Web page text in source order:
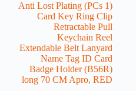
(1 PCs) Anti Lost Plating
Card Key Ring Clip
Retractable Pull
Keychain Reel
Extendable Belt Lanyard
Name Tag ID Card
Badge Holder (B56R)
long 70 CM Apro, RED